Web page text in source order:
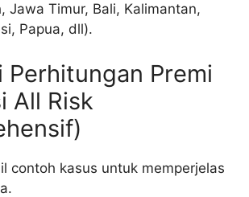
Jawa Timur, Bali, Kalimantan,
Papua, dll).
Perhitungan Premi
All Risk
contoh kasus untuk memperjelas